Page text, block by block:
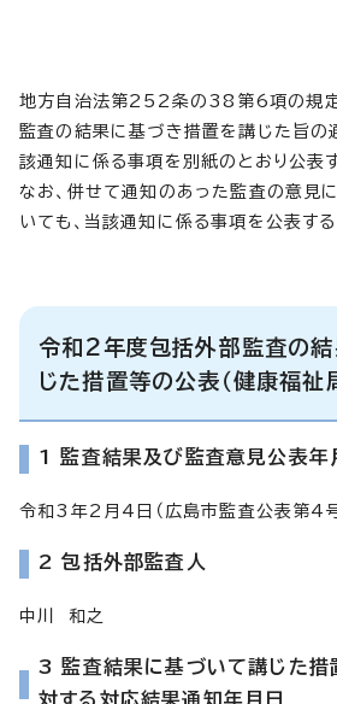
地方自治法第252条の38第6項の規定
監査の結果に基づき措置を講じた旨の
該通知に係る事項を別紙のとおり公表す
なお、併せて通知のあった監査の意見
いても、当該通知に係る事項を公表する
令和2年度包括外部監査の
じた措置等の公表（健康福祉
1 監査結果及び監査意見公表年
令和3年2月4日（広島市監査公表第4号
2 包括外部監査人
中川 和之
3 監査結果に基づいて講じた措
対する対応結果通知年月日